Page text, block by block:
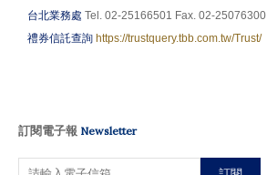
台北業務處 Tel. 02-25166501 Fax. 02-25076300
禮券信託查詢 https://trustquery.tbb.com.tw/Trust/
訂閱電子報 Newsletter